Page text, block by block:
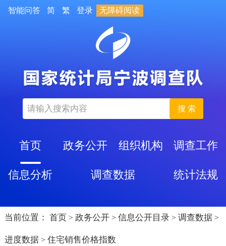
智能问答 简 繁 登录 无障碍阅读
搜 索
首页 政务公开 组织机构 调查工作
信息分析 调查数据 统计法规
当前位置： 首页 > 政务公开 > 信息公开目录 > 调查数据 >
进度数据 > 住宅销售价格指数